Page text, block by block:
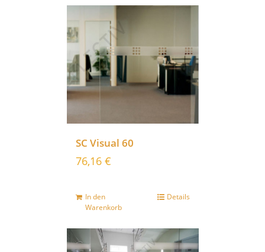
SC Visual 60
76,16 €
In den
Warenkorb
Details